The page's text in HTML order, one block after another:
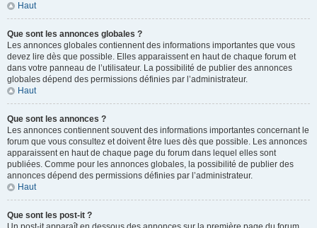
Haut
Que sont les annonces globales ?
Les annonces globales contiennent des informations importantes que vous
devez lire dès que possible. Elles apparaissent en haut de chaque forum et
dans votre panneau de l’utilisateur. La possibilité de publier des annonces
globales dépend des permissions définies par l’administrateur.
Haut
Que sont les annonces ?
Les annonces contiennent souvent des informations importantes concernant le
forum que vous consultez et doivent être lues dès que possible. Les annonces
apparaissent en haut de chaque page du forum dans lequel elles sont
publiées. Comme pour les annonces globales, la possibilité de publier des
annonces dépend des permissions définies par l’administrateur.
Haut
Que sont les post-it ?